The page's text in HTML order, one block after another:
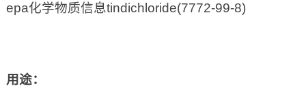
epa化学物质信息tindichloride(7772-99-8)
用途：